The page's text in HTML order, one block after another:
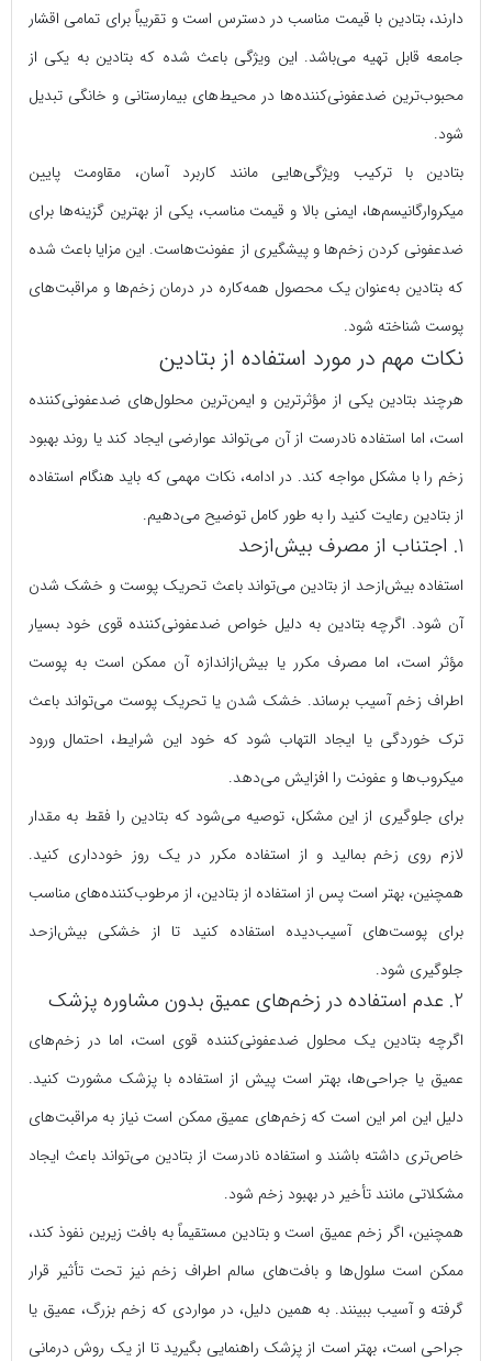
دارند، بتادین با قیمت مناسب در دسترس است و تقریباً برای تمامی اقشار
جامعه قابل تهیه می‌باشد. این ویژگی باعث شده که بتادین به یکی از
محبوب‌ترین ضدعفونی‌کننده‌ها در محیط‌های بیمارستانی و خانگی تبدیل
شود.
بتادین با ترکیب ویژگی‌هایی مانند کاربرد آسان، مقاومت پایین
میکروارگانیسم‌ها، ایمنی بالا و قیمت مناسب، یکی از بهترین گزینه‌ها برای
ضدعفونی کردن زخم‌ها و پیشگیری از عفونت‌هاست. این مزایا باعث شده
که بتادین به‌عنوان یک محصول همه‌کاره در درمان زخم‌ها و مراقبت‌های
پوست شناخته شود.
نکات مهم در مورد استفاده از بتادین
هرچند بتادین یکی از مؤثرترین و ایمن‌ترین محلول‌های ضدعفونی‌کننده
است، اما استفاده نادرست از آن می‌تواند عوارضی ایجاد کند یا روند بهبود
زخم را با مشکل مواجه کند. در ادامه، نکات مهمی که باید هنگام استفاده
از بتادین رعایت کنید را به طور کامل توضیح می‌دهیم.
1. اجتناب از مصرف بیش‌ازحد
استفاده بیش‌ازحد از بتادین می‌تواند باعث تحریک پوست و خشک شدن
آن شود. اگرچه بتادین به دلیل خواص ضدعفونی‌کننده قوی خود بسیار
مؤثر است، اما مصرف مکرر یا بیش‌ازاندازه آن ممکن است به پوست
اطراف زخم آسیب برساند. خشک شدن یا تحریک پوست می‌تواند باعث
ترک خوردگی یا ایجاد التهاب شود که خود این شرایط، احتمال ورود
میکروب‌ها و عفونت را افزایش می‌دهد.
برای جلوگیری از این مشکل، توصیه می‌شود که بتادین را فقط به مقدار
لازم روی زخم بمالید و از استفاده مکرر در یک روز خودداری کنید.
همچنین، بهتر است پس از استفاده از بتادین، از مرطوب‌کننده‌های مناسب
برای پوست‌های آسیب‌دیده استفاده کنید تا از خشکی بیش‌ازحد
جلوگیری شود.
2. عدم استفاده در زخم‌های عمیق بدون مشاوره پزشک
اگرچه بتادین یک محلول ضدعفونی‌کننده قوی است، اما در زخم‌های
عمیق یا جراحی‌ها، بهتر است پیش از استفاده با پزشک مشورت کنید.
دلیل این امر این است که زخم‌های عمیق ممکن است نیاز به مراقبت‌های
خاص‌تری داشته باشند و استفاده نادرست از بتادین می‌تواند باعث ایجاد
مشکلاتی مانند تأخیر در بهبود زخم شود.
همچنین، اگر زخم عمیق است و بتادین مستقیماً به بافت زیرین نفوذ کند،
ممکن است سلول‌ها و بافت‌های سالم اطراف زخم نیز تحت تأثیر قرار
گرفته و آسیب ببینند. به همین دلیل، در مواردی که زخم بزرگ، عمیق یا
جراحی است، بهتر است از پزشک راهنمایی بگیرید تا از یک روش درمانی